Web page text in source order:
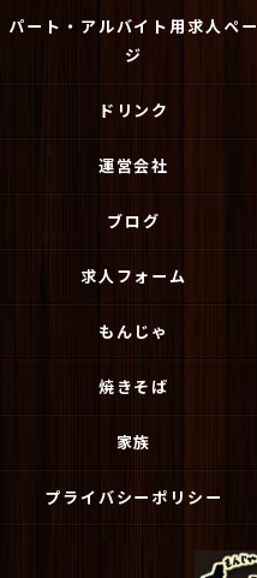
パート・アルバイト用求人ペー
ジ
ドリンク
運営会社
ブログ
求人フォーム
もんじゃ
焼きそば
家族
プライバシーポリシー